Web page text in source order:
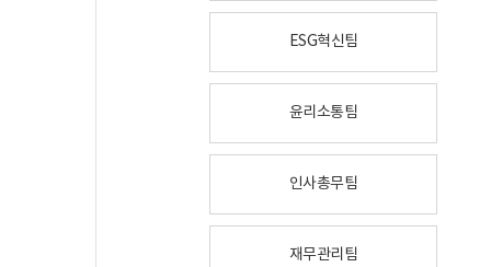
ESG혁신팀
윤리소통팀
인사총무팀
재무관리팀